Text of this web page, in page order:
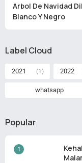
Arbol De Navidad
Blanco Y Negro
Label Cloud
2021 (1) 2022
whatsapp
Popular